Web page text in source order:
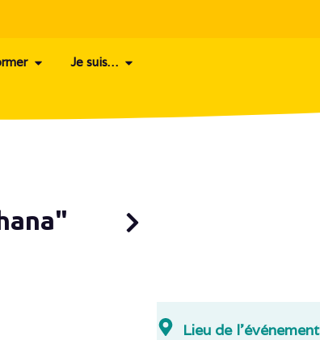
Je suis…
Lieu de l'événement